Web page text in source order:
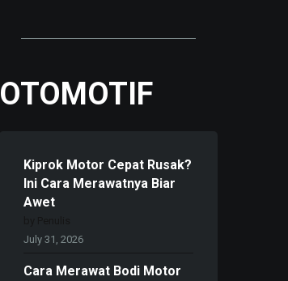
OTOMOTIF
Kiprok Motor Cepat Rusak?
Ini Cara Merawatnya Biar
Awet
July 31, 2026
Cara Merawat Bodi Motor